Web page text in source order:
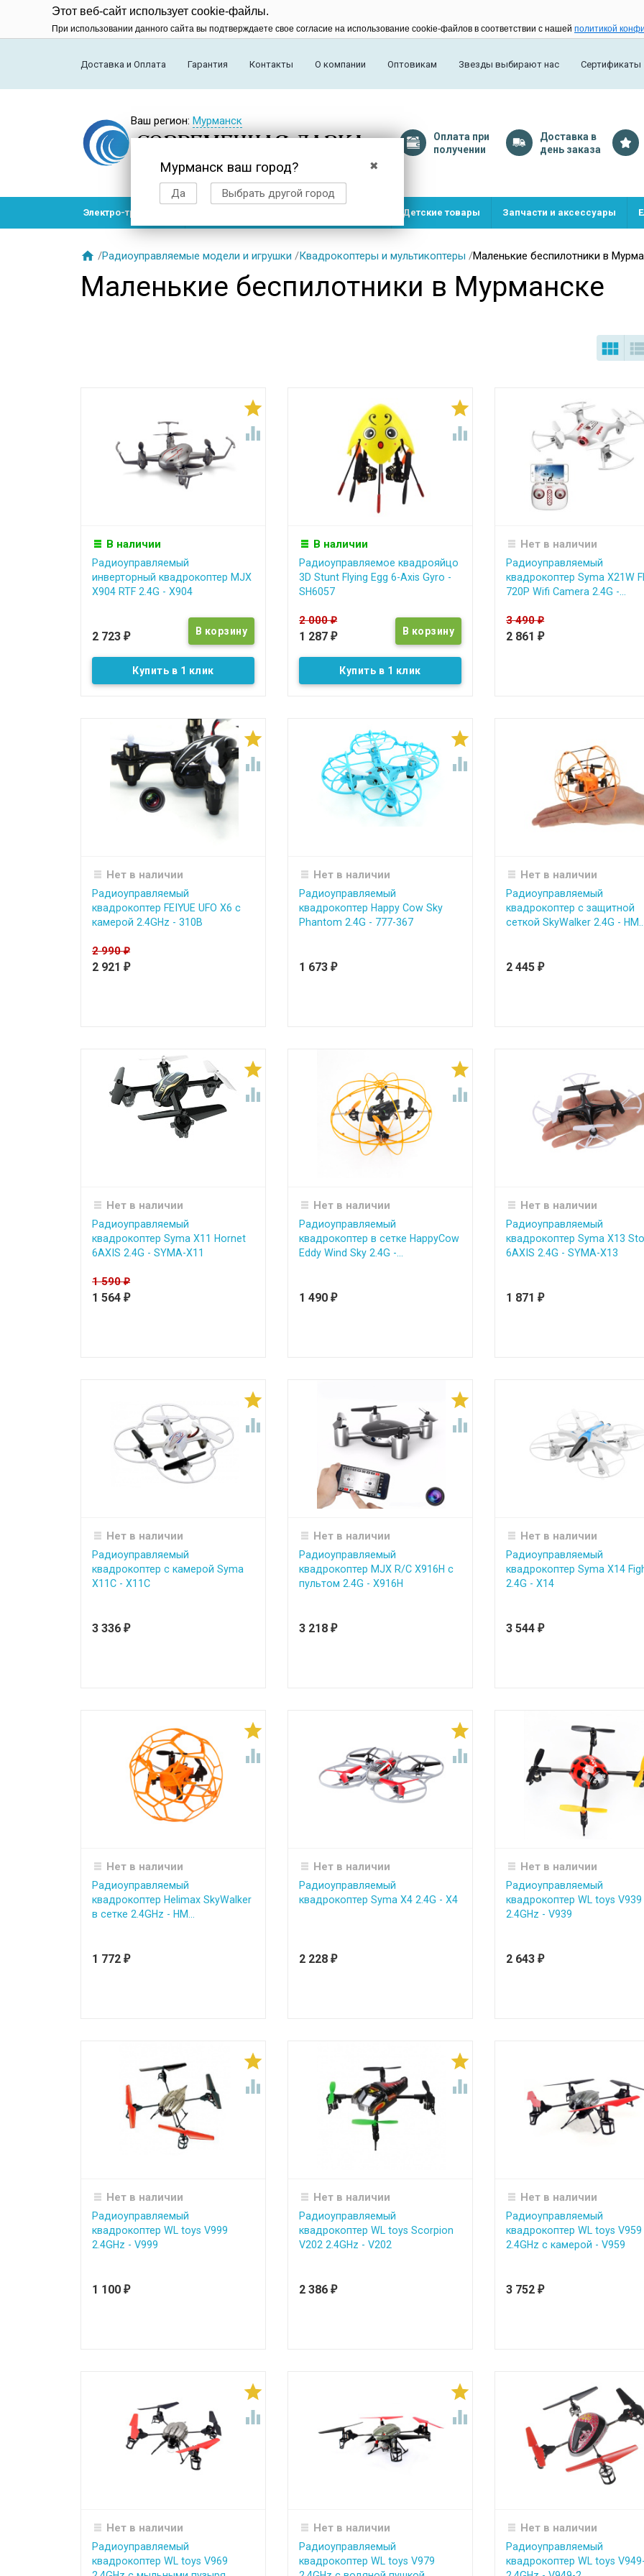
Этот веб-сайт использует cookie-файлы.
При использовании данного сайта вы подтверждаете свое согласие на использование cookie-файлов в соответствии с нашей политикой
Доставка и Оплата Гарантия Контакты О компании Оптовикам Звезды выбирают нас Сертификаты
Ваш регион:Мурманск
✖
Мурманск ваш город?
Да Выбрать другой город
Оплата при
получении
Доставка в
день заказа
Электро-транспорт Детские товары Запчасти и аксессуары
 /Радиоуправляемые модели и игрушки /Квадрокоптеры и мультикоптеры /Маленькие беспилотники в
Маленькие беспилотники в Мурманске



В наличии
Радиоуправляемый
инверторный квадрокоптер MJX
X904 RTF 2.4G - X904
2 723₽
Купить в 1 клик


В наличии
Радиоуправляемое квадрояйцо
3D Stunt Flying Egg 6-Axis Gyro -
SH6057
2 000₽
1 287₽
Купить в 1 клик
Нет в наличии
Радиоуправляемый
квадрокоптер Syma X21W
720P Wifi Camera 2.4G -...
3 490₽
2 861₽


Нет в наличии
Радиоуправляемый
квадрокоптер FEIYUE UFO X6 с
камерой 2.4GHz - 310B
2 990₽
2 921₽


Нет в наличии
Радиоуправляемый
квадрокоптер Happy Cow Sky
Phantom 2.4G - 777-367
1 673₽
Нет в наличии
Радиоуправляемый
квадрокоптер с защитной
сеткой SkyWalker 2.4G -
2 445₽


Нет в наличии
Радиоуправляемый
квадрокоптер Syma X11 Hornet
6AXIS 2.4G - SYMA-X11
1 590₽
1 564₽


Нет в наличии
Радиоуправляемый
квадрокоптер в сетке HappyCow
Eddy Wind Sky 2.4G -...
1 490₽
Нет в наличии
Радиоуправляемый
квадрокоптер Syma X13
6AXIS 2.4G - SYMA-X13
1 871₽


Нет в наличии
Радиоуправляемый
квадрокоптер с камерой Syma
X11C - X11C
3 336₽


Нет в наличии
Радиоуправляемый
квадрокоптер MJX R/C X916H с
пультом 2.4G - X916H
3 218₽
Нет в наличии
Радиоуправляемый
квадрокоптер Syma X14
2.4G - X14
3 544₽


Нет в наличии
Радиоуправляемый
квадрокоптер Helimax SkyWalker
в сетке 2.4GHz - HM...
1 772₽


Нет в наличии
Радиоуправляемый
квадрокоптер Syma X4 2.4G - Х4
2 228₽
Нет в наличии
Радиоуправляемый
квадрокоптер WL toys V939
2.4GHz - V939
2 643₽


Нет в наличии
Радиоуправляемый
квадрокоптер WL toys V999
2.4GHz - V999
1 100₽


Нет в наличии
Радиоуправляемый
квадрокоптер WL toys Scorpion
V202 2.4GHz - V202
2 386₽
Нет в наличии
Радиоуправляемый
квадрокоптер WL toys V959
2.4GHz с камерой - V959
3 752₽


Нет в наличии
Радиоуправляемый
квадрокоптер WL toys V969


Нет в наличии
Радиоуправляемый
квадрокоптер WL toys V979
Нет в наличии
Радиоуправляемый
квадрокоптер WL toys